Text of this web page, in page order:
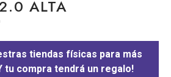
ALTA
tiendas físicas para más
tu compra tendrá un regalo!